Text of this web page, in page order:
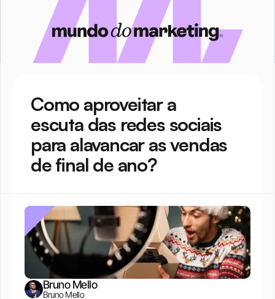
Como aproveitar a
escuta das redes sociais
para alavancar as vendas
de final de ano?
Bruno Mello
Bruno Mello